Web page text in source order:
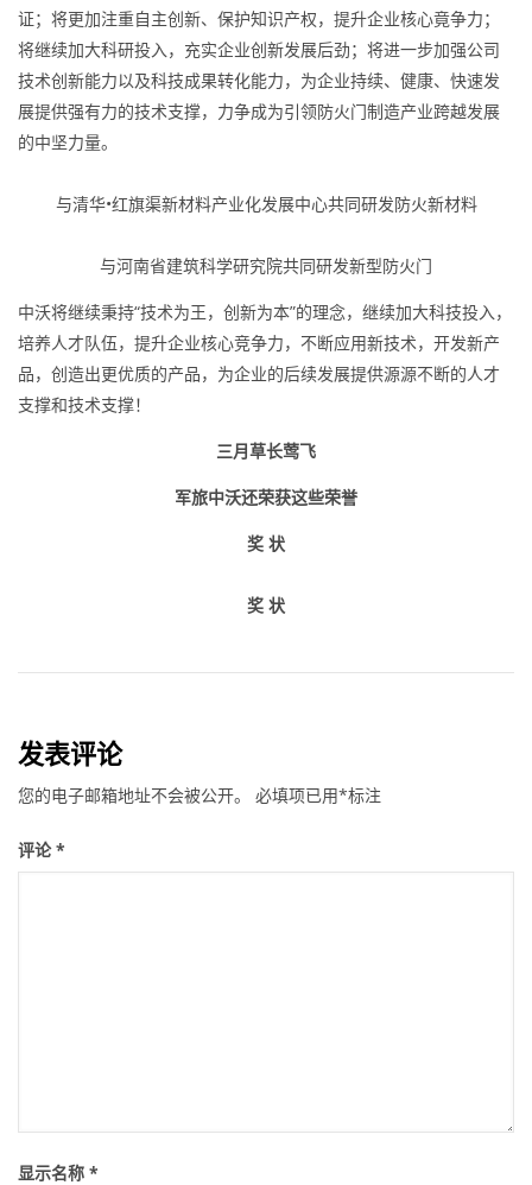
证；将更加注重自主创新、保护知识产权，提升企业核心竟争力；
将继续加大科研投入，充实企业创新发展后劲；将进一步加强公司
技术创新能力以及科技成果转化能力，为企业持续、健康、快速发
展提供强有力的技术支撑，力争成为引领防火门制造产业跨越发展
的中坚力量。
与清华•红旗渠新材料产业化发展中心共同研发防火新材料
与河南省建筑科学研究院共同研发新型防火门
中沃将继续秉持“技术为王，创新为本”的理念，继续加大科技投入，
培养人才队伍，提升企业核心竞争力，不断应用新技术，开发新产
品，创造出更优质的产品，为企业的后续发展提供源源不断的人才
支撑和技术支撑！
三月草长莺飞
军旅中沃还荣获这些荣誉
奖 状
奖 状
发表评论
您的电子邮箱地址不会被公开。 必填项已用*标注
评论*
显示名称 *